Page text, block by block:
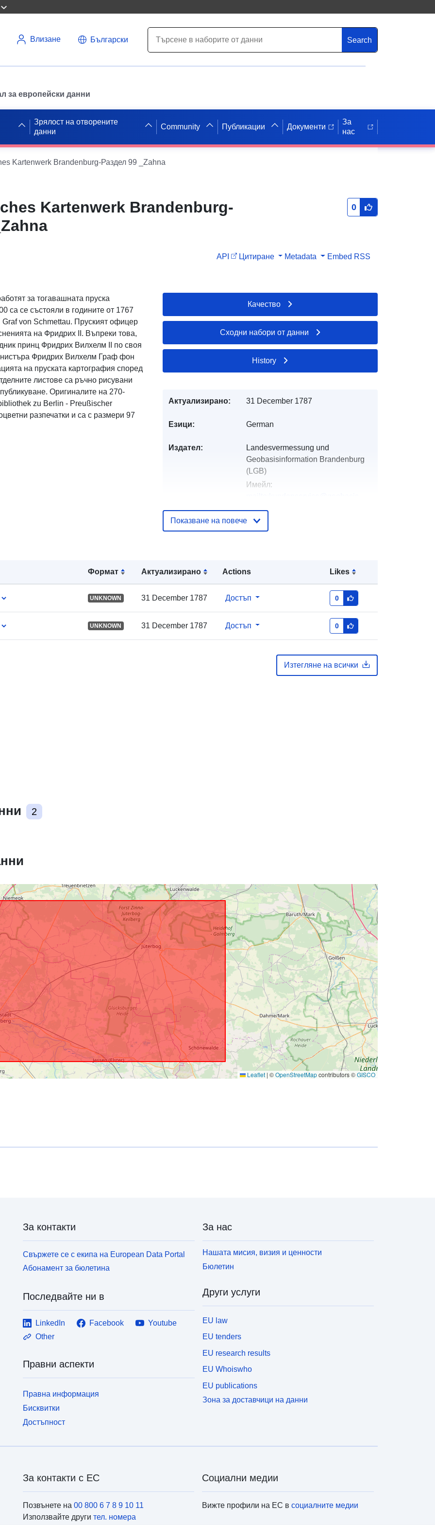
Влизане Български Search
за европейски данни
Зрялост на отворените
данни
Community Публикации Документи
За
нас
Kartenwerk Brandenburg-Раздел 99 _Zahna
Kartenwerk Brandenburg-
0
API Цитиране Metadata Embed RSS
за тогавашната пруска
са се състояли в годините от 1767
von Schmettau. Пруският офицер
на Фридрих II. Въпреки това,
принц Фридрих Вилхелм II по своя
Фридрих Вилхелм Граф фон
на пруската картография според
листове са ръчно рисувани
Оригиналите на 270-
zu Berlin - Preußischer
разпечатки и са с размери 97
Формат Актуализирано Actions Likes
UNKNOWN 31 December 1787 Достъп 0
UNKNOWN 31 December 1787 Достъп 0
Изтегляне на всички
2
Leaflet | ©OpenStreetMapcontributors ©GISCO
Качество
Сходни набори от данни
History
Актуализирано: 31 December 1787
Езици: German
Издател:
Landesvermessung und
Geobasisinformation Brandenburg
(LGB)
Имейл:
Каталожен
Добавено към data.europa.eu:
30 July 2026
Пространствени
Координати:
12.63, 51.79 ], [ 12.63, 52.07 ] ]
Eine Auskunft über die Herkunft der
Daten erhalten Sie per Anfrage an
Показване на повече
За контакти
Свържете се с екипа на European Data Portal
Абонамент за бюлетина
Последвайте ни в
LinkedIn Facebook
Youtube
Other
Правни аспекти
Правна информация
Бисквитки
Достъпност
За нас
Нашата мисия, визия и ценности
Бюлетин
Други услуги
EU law
EU tenders
EU research results
EU Whoiswho
EU publications
Зона за доставчици на данни
За контакти с ЕС
Позвънете на 00 800 6 7 8 9 10 11
Използвайте други тел. номера
Социални медии
Вижте профили на ЕС всоциалните медии